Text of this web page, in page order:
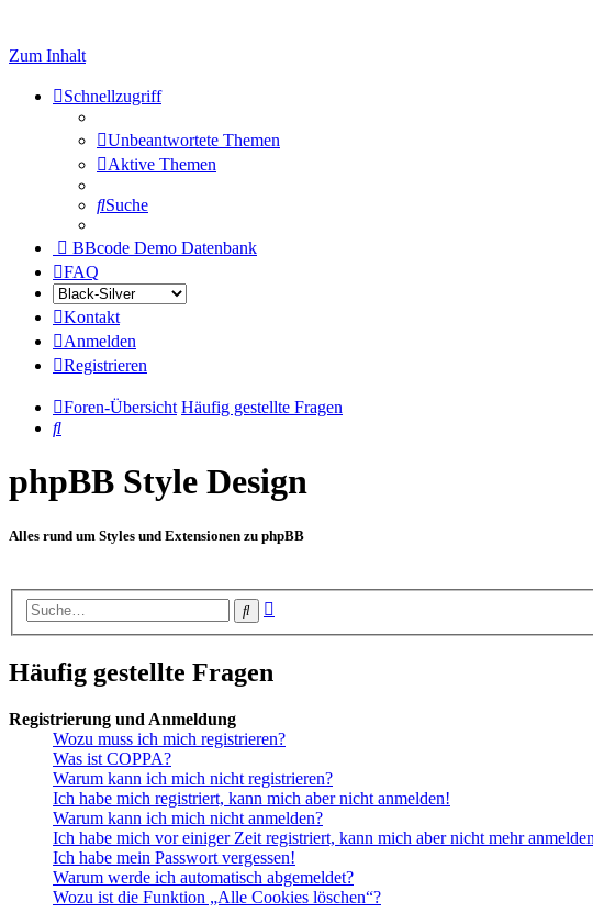
Zum Inhalt
Schnellzugriff
Unbeantwortete Themen
Aktive Themen
Suche
BBcode Demo Datenbank
FAQ
Kontakt
Anmelden
Registrieren
Foren-Übersicht Häufig gestellte Fragen
Suche
phpBB Style Design
Alles rund um Styles und Extensionen zu phpBB
Suche
Häufig gestellte Fragen
Registrierung und Anmeldung
Wozu muss ich mich registrieren?
Was ist COPPA?
Warum kann ich mich nicht registrieren?
Ich habe mich registriert, kann mich aber nicht anmelden!
Warum kann ich mich nicht anmelden?
Ich habe mich vor einiger Zeit registriert, kann mich aber nicht mehr
Ich habe mein Passwort vergessen!
Warum werde ich automatisch abgemeldet?
Wozu ist die Funktion „Alle Cookies löschen“?